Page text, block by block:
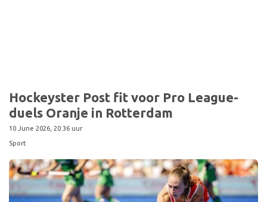
Hockeyster Post fit voor Pro League-
duels Oranje in Rotterdam
10 June 2026, 20:36 uur
Sport